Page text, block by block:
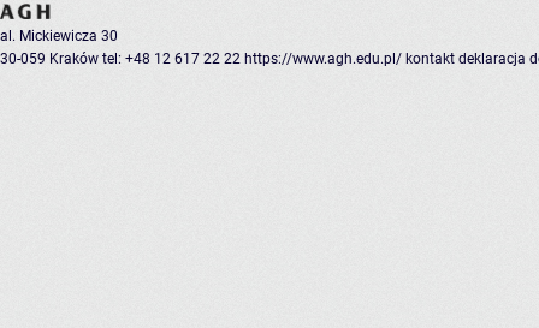
al. Mickiewicza 30
30-059 Kraków tel: +48 12 617 22 22 https://www.agh.edu.pl/ kontakt deklaracja